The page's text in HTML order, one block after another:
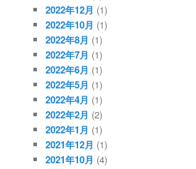
2022年12月 (1)
2022年10月 (1)
2022年8月 (1)
2022年7月 (1)
2022年6月 (1)
2022年5月 (1)
2022年4月 (1)
2022年2月 (2)
2022年1月 (1)
2021年12月 (1)
2021年10月 (4)